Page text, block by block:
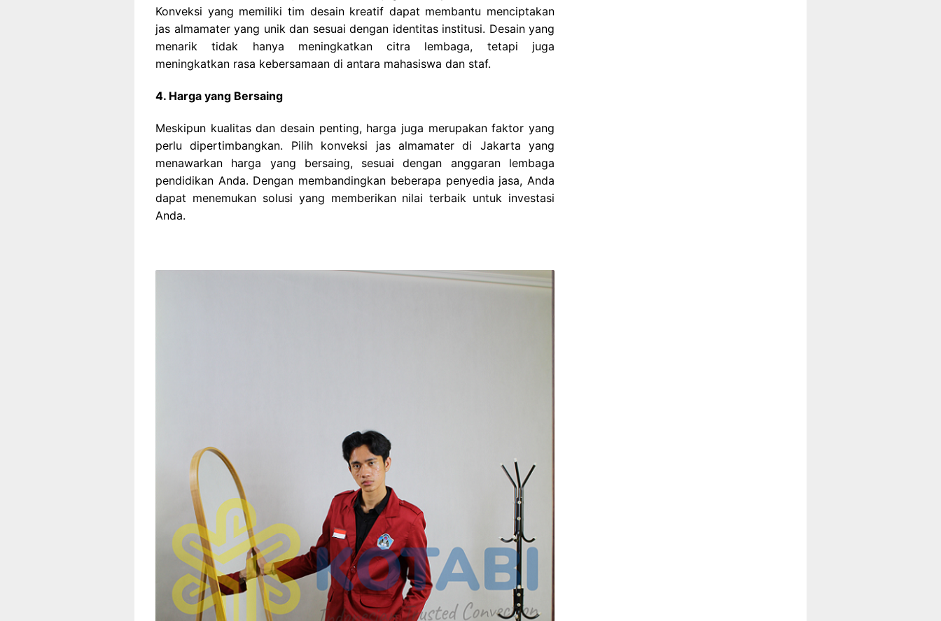
Konveksi yang memiliki tim desain kreatif dapat membantu menciptakan
jas almamater yang unik dan sesuai dengan identitas institusi. Desain yang
menarik tidak hanya meningkatkan citra lembaga, tetapi juga
meningkatkan rasa kebersamaan di antara mahasiswa dan staf.
4. Harga yang Bersaing
Meskipun kualitas dan desain penting, harga juga merupakan faktor yang
perlu dipertimbangkan. Pilih konveksi jas almamater di Jakarta yang
menawarkan harga yang bersaing, sesuai dengan anggaran lembaga
pendidikan Anda. Dengan membandingkan beberapa penyedia jasa, Anda
dapat menemukan solusi yang memberikan nilai terbaik untuk investasi
Anda.